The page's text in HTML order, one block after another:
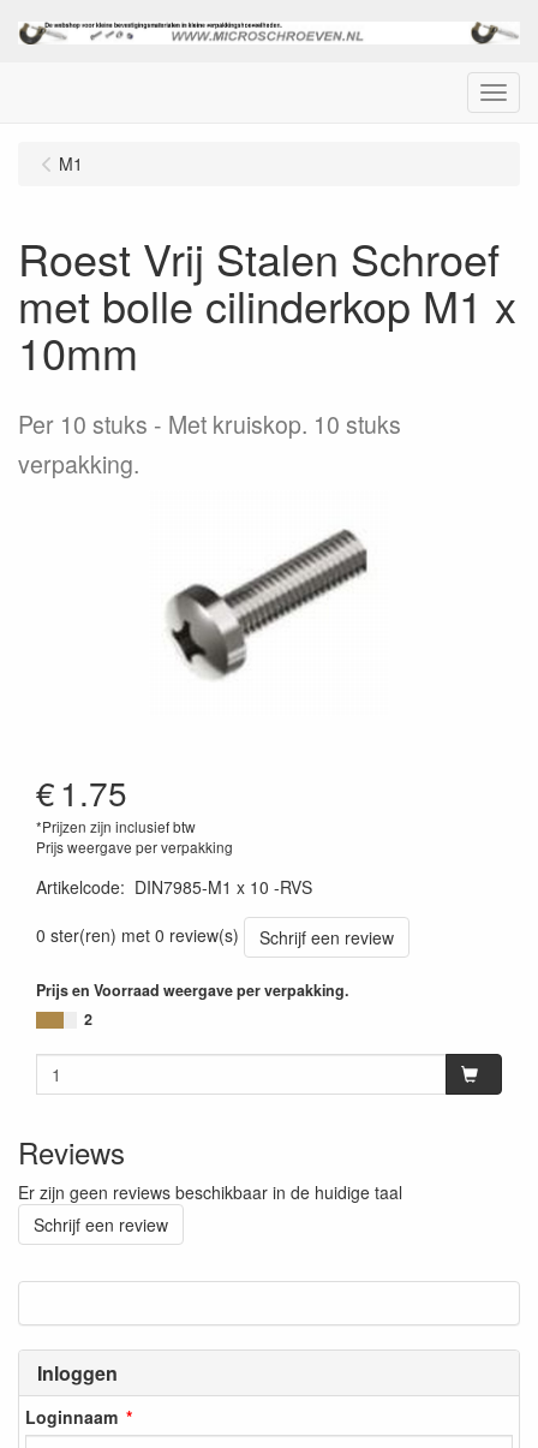
Menu
Inloggen
Loginnaam
M1
Roest Vrij Stalen Schroef
met bolle cilinderkop M1 x
10mm
Per 10 stuks
Met kruiskop. 10 stuks
verpakking.
€1.75
*Prijzen zijn inclusief btw
Prijs weergave per verpakking
Artikelcode: DIN7985-M1 x 10 -RVS
0 ster(ren) met 0 review(s)
Schrijf een review
Prijs en Voorraad weergave per verpakking.
2
Reviews
Er zijn geen reviews beschikbaar in de huidige taal
Schrijf een review